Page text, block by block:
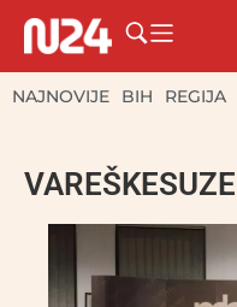
NAJNOVIJE BIH REGIJA
VAREŠKESUZE